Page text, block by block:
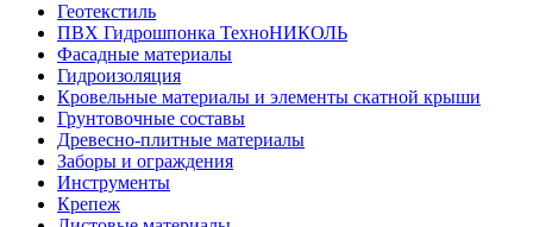
Геотекстиль
ПВХ Гидрошпонка ТехноНИКОЛЬ
Фасадные материалы
Гидроизоляция
Кровельные материалы и элементы скатной крыши
Грунтовочные составы
Древесно-плитные материалы
Заборы и ограждения
Инструменты
Крепеж